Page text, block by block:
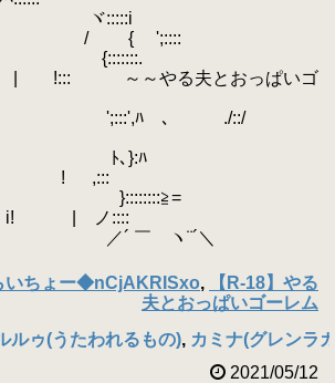
/ { ';::::
～やる夫とおっぱいゴ
ﾊ ､ ./::/
}:ﾊ
! ,:::
| ノ::::
￣ ヽ¨´＼
いちょー◆nCjAKRISxo,
【R-18】やる
夫とおっぱいゴーレム
ルゥ(うたわれるもの), カミナ(グレンラ
2021/05/12